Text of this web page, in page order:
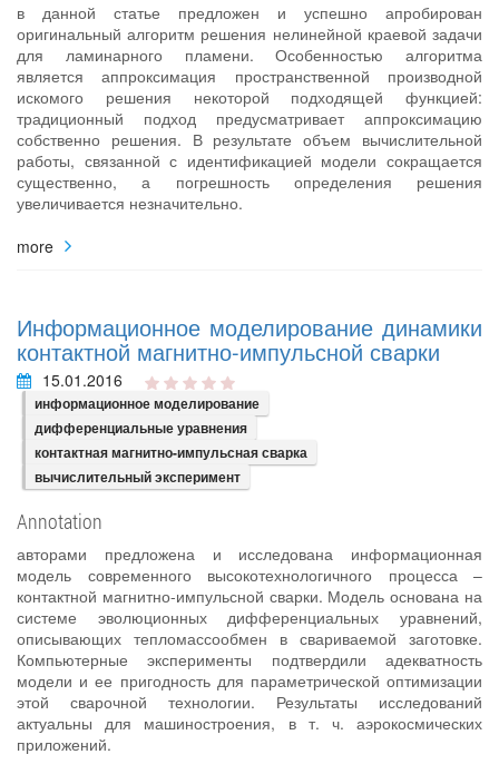
в данной статье предложен и успешно апробирован
оригинальный алгоритм решения нелинейной краевой задачи
для ламинарного пламени. Особенностью алгоритма
является аппроксимация пространственной производной
искомого решения некоторой подходящей функцией:
традиционный подход предусматривает аппроксимацию
собственно решения. В результате объем вычислительной
работы, связанной с идентификацией модели сокращается
существенно, а погрешность определения решения
увеличивается незначительно.
more
Информационное моделирование динамики
контактной магнитно-импульсной сварки
15.01.2016
информационное моделирование
дифференциальные уравнения
контактная магнитно-импульсная сварка
вычислительный эксперимент
Annotation
авторами предложена и исследована информационная
модель современного высокотехнологичного процесса –
контактной магнитно-импульсной сварки. Модель основана на
системе эволюционных дифференциальных уравнений,
описывающих тепломассообмен в свариваемой заготовке.
Компьютерные эксперименты подтвердили адекватность
модели и ее пригодность для параметрической оптимизации
этой сварочной технологии. Результаты исследований
актуальны для машиностроения, в т. ч. аэрокосмических
приложений.